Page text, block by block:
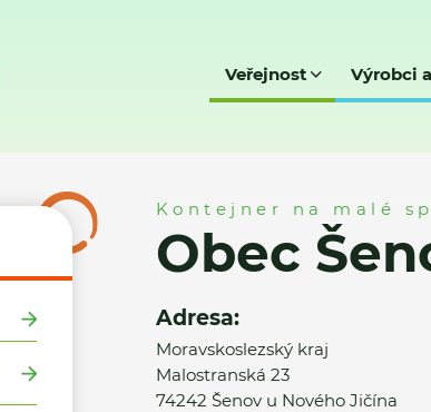
Veřejnost Výrobci
Kontejner na malé
Obec
Adresa:
Moravskoslezský kraj
Malostranská 23
74242 Šenov u Nového Jičína